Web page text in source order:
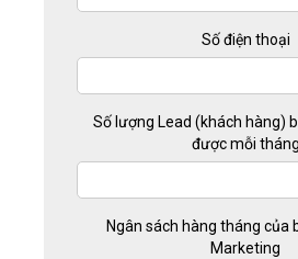
Số lượng Lead (khách hàng)
được mỗi tháng
Ngân sách hàng tháng của
Marketing
Số điện thoại